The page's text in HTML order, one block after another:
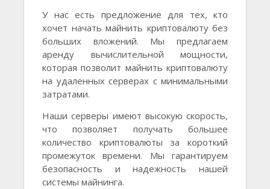
У нас есть предложение для тех, кто
хочет начать майнить криптовалюту без
больших вложений. Мы предлагаем
аренду вычислительной мощности,
которая позволит майнить криптовалюту
на удаленных серверах с минимальными
затратами.
Наши серверы имеют высокую скорость,
что позволяет получать большее
количество криптовалюты за короткий
промежуток времени. Мы гарантируем
безопасность и надежность нашей
системы майнинга.